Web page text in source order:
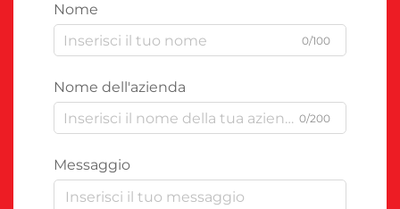
Nome
0/100
Nome dell'azienda
0/200
Messaggio